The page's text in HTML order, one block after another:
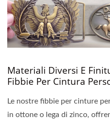
Materiali Diversi E
Fibbie Per Cintura
Le nostre fibbie per cinture
in ottone o lega di zinco,